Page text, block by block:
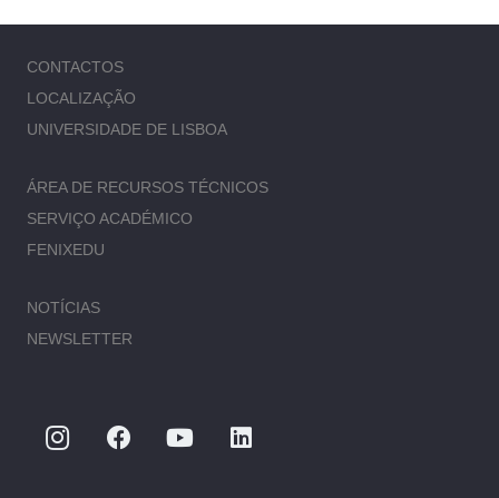
CONTACTOS
LOCALIZAÇÃO
UNIVERSIDADE DE LISBOA
ÁREA DE RECURSOS TÉCNICOS
SERVIÇO ACADÉMICO
FENIXEDU
NOTÍCIAS
NEWSLETTER